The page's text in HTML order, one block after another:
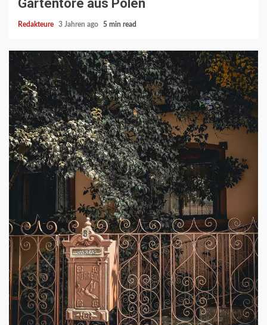
Gartentore aus Polen
Redakteure 3 Jahren ago 5 min read